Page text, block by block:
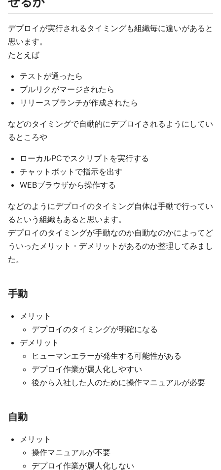
デプロイが実行されるタイミングも組織毎に違いがあると
思います。
たとえば
テストが通ったら
プルリクがマージされたら
リリースブランチが作成されたら
などのタイミングで自動的にデプロイされるようにしてい
るところや
ローカルPCでスクリプトを実行する
チャットボットで指示を出す
WEBブラウザから操作する
などのようにデプロイのタイミング自体は手動で行ってい
るという組織もあると思います。
デプロイのタイミングが手動なのか自動なのかによってど
ういったメリット・デメリットがあるのか整理してみまし
た。
手動
メリット
デプロイのタイミングが明確になる
デメリット
ヒューマンエラーが発生する可能性がある
デプロイ作業が属人化しやすい
後から入社した人のために操作マニュアルが必要
自動
メリット
操作マニュアルが不要
デプロイ作業が属人化しない